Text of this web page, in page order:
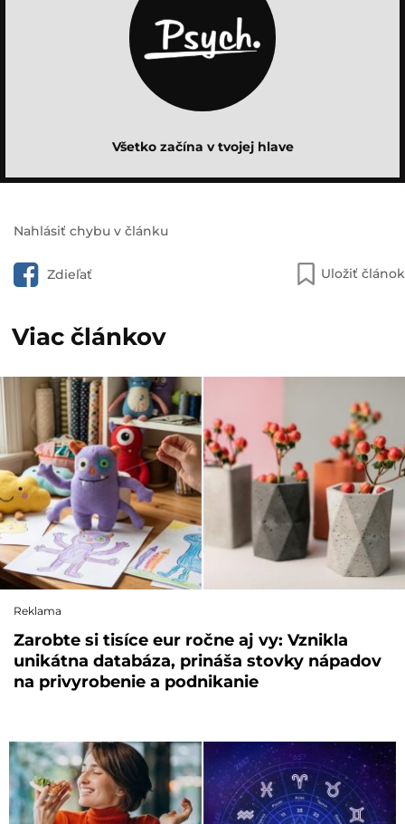
Všetko začína v tvojej hlave
Nahlásiť chybu v článku
Zdieľať Uložiť článok
Viac článkov
Reklama
Zarobte si tisíce eur ročne aj vy: Vznikla
unikátna databáza, prináša stovky nápadov
na privyrobenie a podnikanie